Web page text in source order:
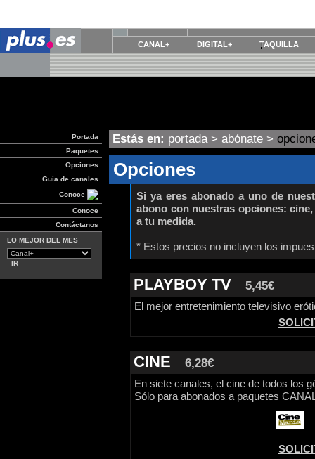
CANAL+ DIGITAL+ TAQUILLA
Portada
Paquetes
Opciones
Guía de canales
Conoce
Conoce
Contáctanos
LO MEJOR DEL MES
Estás en: portada> abónate >
Opciones
Si ya eres abonado a uno de
abono con nuestras opciones:
a tu medida.
* Estos precios no incluyen los
PLAYBOY TV 5,45€
El mejor entretenimiento televisivo
CINE 6,28€
En siete canales, el cine de todos los
Sólo para abonados a paquetes